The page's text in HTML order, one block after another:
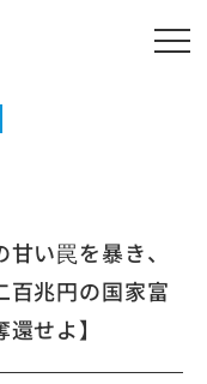
い罠を暴き、
百兆円の国家富
せよ】